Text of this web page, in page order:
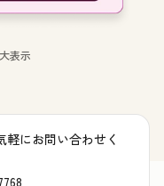
表示
にお問い合わせく